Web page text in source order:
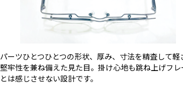
パーツひとつひとつの形状、厚み、寸法を精査して軽
堅牢性を兼ね備えた見た目。掛け心地も跳ね上げフレ
とは感じさせない設計です。